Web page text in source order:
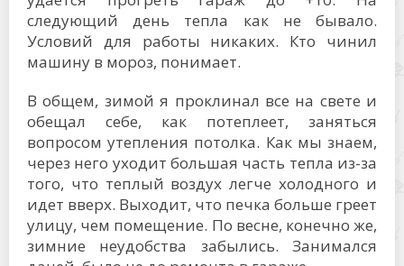
следующий день тепла как не бывало.
Условий для работы никаких. Кто чинил
машину в мороз, понимает.
В общем, зимой я проклинал все на свете и
обещал себе, как потеплеет, заняться
вопросом утепления потолка. Как мы знаем,
через него уходит большая часть тепла из-за
того, что теплый воздух легче холодного и
идет вверх. Выходит, что печка больше греет
улицу, чем помещение. По весне, конечно же,
зимние неудобства забылись. Занимался